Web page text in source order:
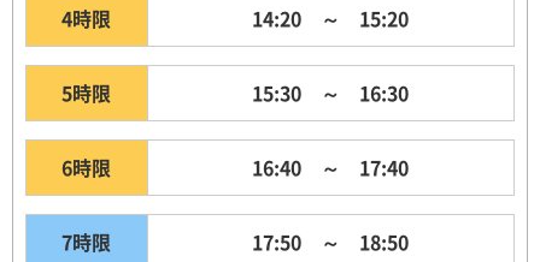
4時限 14:20 ～ 15:20
5時限 15:30 ～ 16:30
6時限 16:40 ～ 17:40
7時限 17:50 ～ 18:50